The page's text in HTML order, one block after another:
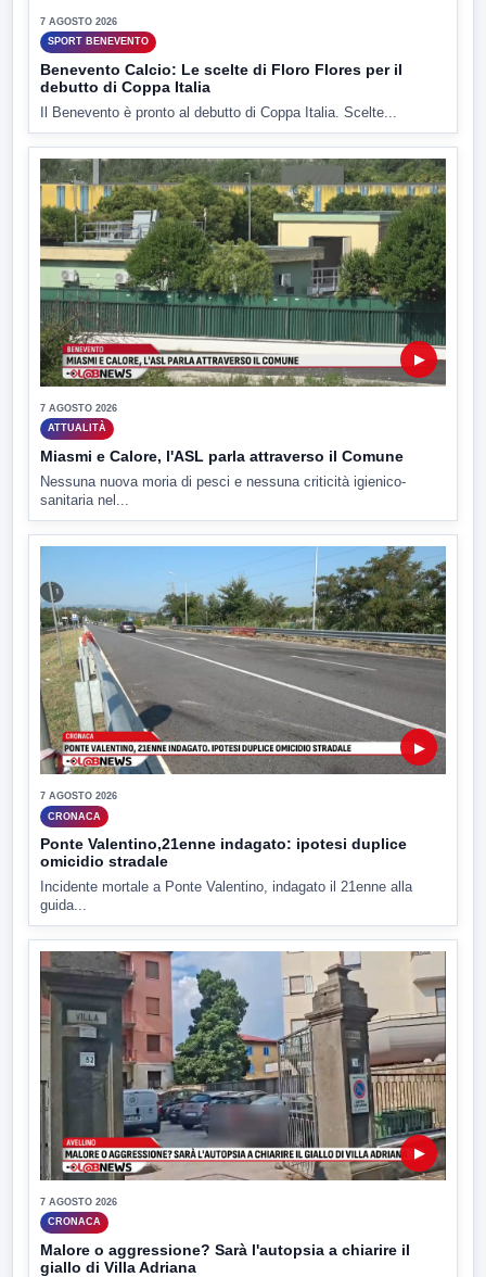
7 AGOSTO 2026
SPORT BENEVENTO
Benevento Calcio: Le scelte di Floro Flores per il
debutto di Coppa Italia
Il Benevento è pronto al debutto di Coppa Italia. Scelte...
▶
7 AGOSTO 2026
ATTUALITÀ
Miasmi e Calore, l'ASL parla attraverso il Comune
Nessuna nuova moria di pesci e nessuna criticità igienico-
sanitaria nel...
▶
7 AGOSTO 2026
CRONACA
Ponte Valentino,21enne indagato: ipotesi duplice
omicidio stradale
Incidente mortale a Ponte Valentino, indagato il 21enne alla
guida...
▶
7 AGOSTO 2026
CRONACA
Malore o aggressione? Sarà l'autopsia a chiarire il
giallo di Villa Adriana